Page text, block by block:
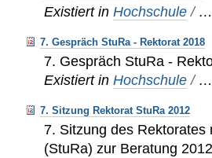
Existiert in Hochschule /
7. Gespräch StuRa - Rektorat 2018
7. Gespräch StuRa -
Existiert in Hochschule /
7. Sitzung Rektorat StuRa 2012
7. Sitzung des
(StuRa) zur Beratung 2012